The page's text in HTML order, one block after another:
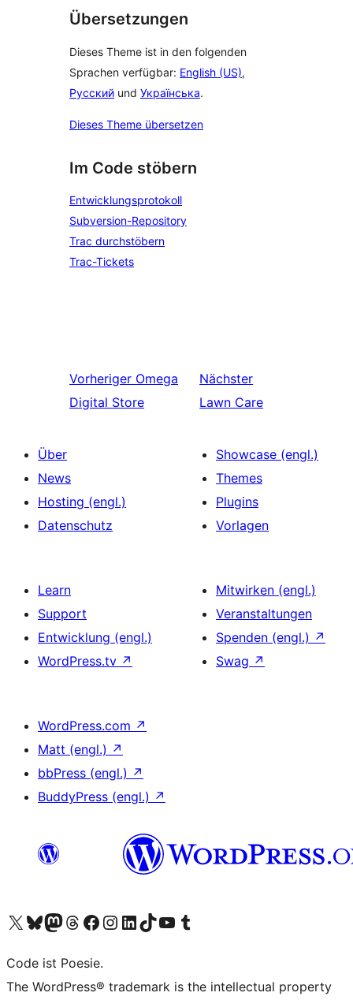
Übersetzungen
Dieses Theme ist in den folgenden
Sprachen verfügbar: English (US),
Русский und Українська.
Dieses Theme übersetzen
Im Code stöbern
Entwicklungsprotokoll
Subversion-Repository
Trac durchstöbern
Trac-Tickets
Vorheriger Omega
Digital Store
Nächster
Lawn Care
Über
News
Hosting (engl.)
Datenschutz
Showcase (engl.)
Themes
Plugins
Vorlagen
Learn
Support
Entwicklung (engl.)
WordPress.tv ↗
Mitwirken (engl.)
Veranstaltungen
Spenden (engl.) ↗
Swag ↗
WordPress.com ↗
Matt (engl.) ↗
bbPress (engl.) ↗
BuddyPress (engl.) ↗
Unser X-Konto (früher Twitter) besuchen
Unser Bluesky-Konto besuchen
Unser Mastodon-Konto besuchen
Unser Threads-Konto besuchen
Unsere Facebook-Seite besuchen
Unser Instagram-Konto besuchen
Unser LinkedIn-Konto besuchen
Unser TikTok-Konto besuchen
Unseren YouTube-Kanal besuchen
Unser Tumblr-Konto besuchen
Code ist Poesie.
The WordPress® trademark is the intellectual property